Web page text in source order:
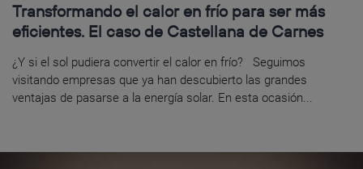
Transformando el calor en frío para ser más
eficientes. El caso de Castellana de Carnes
¿Y si el sol pudiera convertir el calor en frío? Seguimos
visitando empresas que ya han descubierto las grandes
ventajas de pasarse a la energía solar. En esta ocasión...